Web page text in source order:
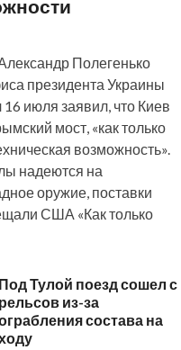
Полегенько
президента Украины
июля заявил, что Киев
мост, «как только
возможность».
надеются на
оружие, поставки
США «Как только
Под Тулой поезд сошел с
рельсов из-за
состава на